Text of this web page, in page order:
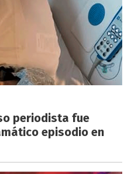
periodista fue
episodio en